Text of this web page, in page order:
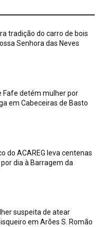
tradição do carro de bois
Senhora das Neves
Fafe detém mulher por
em Cabeceiras de Basto
do ACAREG leva centenas
dia à Barragem da
suspeita de atear
em Arões S. Romão